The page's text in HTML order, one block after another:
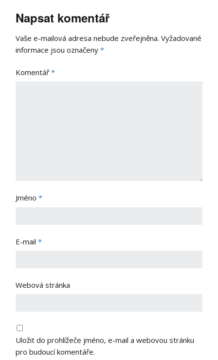
Napsat komentář
Vaše e-mailová adresa nebude zveřejněna. Vyžadované
informace jsou označeny *
Komentář *
Jméno *
E-mail *
Webová stránka
Uložit do prohlížeče jméno, e-mail a webovou stránku
pro budoucí komentáře.